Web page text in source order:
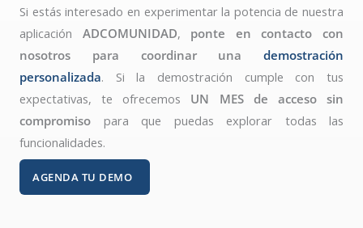
Si estás interesado en experimentar la potencia de nuestra
aplicación ADCOMUNIDAD, ponte en contacto con
nosotros para coordinar una demostración
personalizada. Si la demostración cumple con tus
expectativas, te ofrecemos UN MES de acceso sin
compromiso para que puedas explorar todas las
funcionalidades.
AGENDA TU DEMO